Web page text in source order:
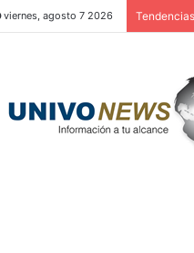
viernes, agosto 7 2026 Tendencias